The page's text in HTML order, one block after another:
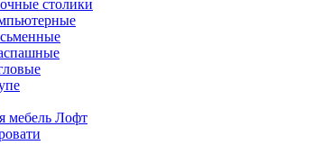
столики
мебель Лофт